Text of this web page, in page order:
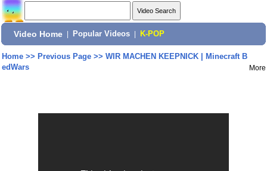
Video Home Popular Videos K-POP
Home>> Previous Page>> WIR MACHEN KEEPNICK | Minecraft B
edWars
More